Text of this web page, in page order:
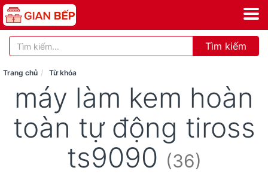
Tìm kiếm
Trang chủ Từ khóa
máy làm kem hoàn
toàn tự động tiross
ts9090 (36)